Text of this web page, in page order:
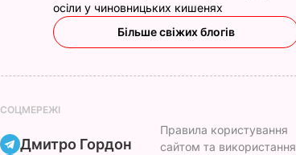
осіли у чиновницьких кишенях
Більше свіжих блогів
СОЦМЕРЕЖІ
Дмитро Гордон
Правила користування
сайтом та використання